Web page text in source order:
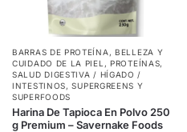
BARRAS DE PROTEÍNA ,BELLEZA Y
CUIDADO DE LA PIEL ,PROTEÍNAS,
SALUD DIGESTIVA / HÍGADO /
INTESTINOS,SUPERGREENS Y
SUPERFOODS
Harina De Tapioca En Polvo 250
g Premium – Savernake Foods